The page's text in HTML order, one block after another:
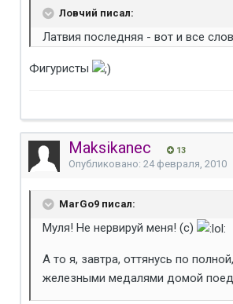
Ловчий писал:
Латвия последняя - вот и все
Фигуристы
Maksikanec 13
Опубликовано: 24 февраля, 2010
MarGo9 писал:
Муля! Не нервируй меня! (с)
А то я, завтра, оттянусь по
железными медалями домой